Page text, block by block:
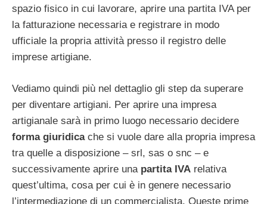
spazio fisico in cui lavorare, aprire una partita IVA per
la fatturazione necessaria e registrare in modo
ufficiale la propria attività presso il registro delle
imprese artigiane.
Vediamo quindi più nel dettaglio gli step da superare
per diventare artigiani. Per aprire una impresa
artigianale sarà in primo luogo necessario decidere
forma giuridicache si vuole dare alla propria impresa
tra quelle a disposizione – srl, sas o snc – e
successivamente aprire una partita IVA relativa
quest’ultima, cosa per cui è in genere necessario
l’intermediazione di un commercialista. Queste prime